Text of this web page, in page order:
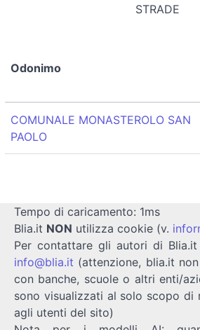
STRADE
Odonimo
COMUNALE MONASTEROLO SAN
PAOLO
Tempo di caricamento: 1ms
Blia.it NON utilizza cookie (v.
Per contattare gli autori di
info@blia.it (attenzione, blia.it
con banche, scuole o altri enti/
sono visualizzati al solo scopo di
agli utenti del sito)